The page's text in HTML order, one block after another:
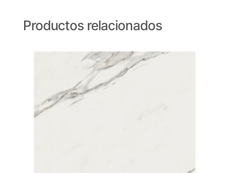
Productos relacionados